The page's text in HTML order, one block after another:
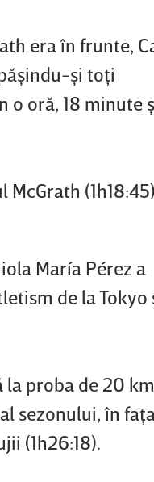
era în frunte,
şi toţi
o oră, 18 minute
McGrath
María Pérez a
de la Tokyo
la proba de 20 km
sezonului, în
(1h26:18).